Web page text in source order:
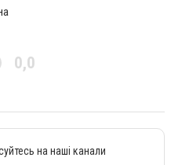
0,0
на наші канали